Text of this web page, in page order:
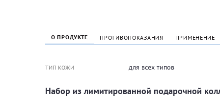
О ПРОДУКТЕ ПРОТИВОПОКАЗАНИЯ ПРИМЕНЕНИЕ
ТИП КОЖИ для всех типов
Набор из лимитированной подарочной